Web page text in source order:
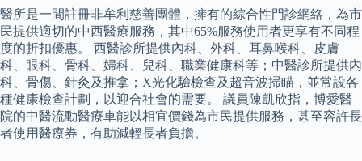
醫所是一間註冊非牟利慈善團體，擁有的綜合性門診網絡，為市
民提供適切的中西醫療服務，其中65%服務使用者更享有不同程
度的折扣優惠。 西醫診所提供內科、外科、耳鼻喉科、皮膚
科、眼科、骨科、婦科、兒科、職業健康科等；中醫診所提供內
科、骨傷、針灸及推拿；X光化驗檢查及超音波掃瞄，並常設各
種健康檢查計劃，以迎合社會的需要。 議員陳凱欣指，博愛醫
院的中醫流動醫療車能以相宜價錢為市民提供服務，甚至容許長
者使用醫療券，有助減輕長者負擔。